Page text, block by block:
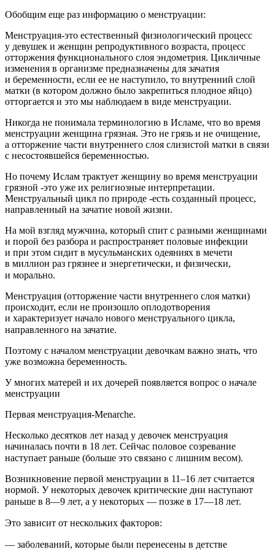
Обобщим еще раз информацию о менструации:
Менструация-это естественный физиологический процесс
у девушек и женщин репродуктивного возраста, процесс
отторжения функционального слоя эндометрия. Цикличные
изменения в организме предназначены для зачатия
и беременности, если ее не наступило, то внутренний слой
матки (в котором должно было закрепиться плодное яйцо)
отторгается и это мы наблюдаем в виде менструации.
Никогда не понимала терминологию в Исламе, что во время
менструации женщина грязная. Это не грязь и не очищение,
а отторжение части внутреннего слоя слизистой матки в связи
с несостоявшейся беременностью.
Но почему Ислам трактует женщину во время менструации
грязной -это уже их религиозные интерпретации.
Менструальный цикл по природе -есть созданный процесс,
направленный на зачатие новой жизни.
На мой взгляд мужчина, который спит с разными женщинами
и порой без разбора и распространяет половые инфекции
и при этом сидит в мусульманских одеяниях в мечети
в миллион раз грязнее и энергетически, и физически,
и морально. ⠀
Менструация (отторжение части внутреннего слоя матки)
происходит, если не произошло оплодотворения
и характеризует начало нового менструального цикла,
направленного на зачатие.⠀
Поэтому с началом менструации девочкам важно знать, что
уже возможна беременность.
У многих матерей и их дочерей появляется вопрос о начале
менструации
Первая менструация-Menarche.
Несколько десятков лет назад у девочек менструация
начиналась почти в 18 лет. Сейчас половое созревание
наступает раньше (больше это связано с лишним весом).⠀
Возникновение первой менструации в 11–16 лет считается
нормой. У некоторых девочек критические дни наступают
раньше в 8—9 лет, а у некоторых — позже в 17—18 лет.⠀
Это зависит от нескольких факторов:⠀
— заболеваний, которые были перенесены в детстве⠀